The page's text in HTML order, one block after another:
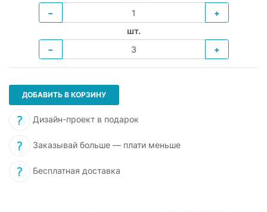
−
+
шт.
−
+
ДОБАВИТЬ В КОРЗИНУ
Дизайн-проект в подарок
Заказывай больше — плати меньше
Бесплатная доставка